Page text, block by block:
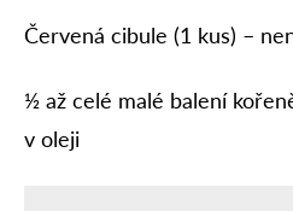
Červená cibule (1 kus) –
½ až celé malé balení
v oleji